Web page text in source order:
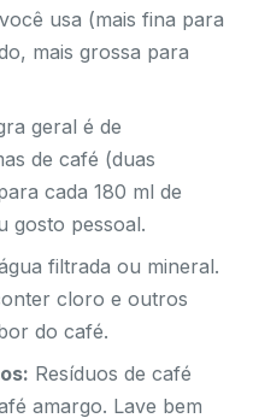
usa (mais fina para
mais grossa para
geral é de
de café (duas
cada 180 ml de
gosto pessoal.
filtrada ou mineral.
cloro e outros
do café.
Resíduos de café
amargo. Lave bem